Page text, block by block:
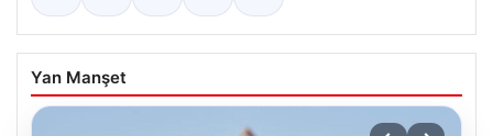
Yan Manşet